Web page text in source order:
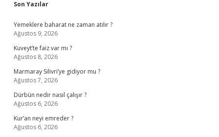
Sidebar
Son Yazılar
Yemeklere baharat ne zaman atılır ?
Ağustos 9, 2026
Kuveyt’te faiz var mı ?
Ağustos 8, 2026
Marmaray Silivri’ye gidiyor mu ?
Ağustos 7, 2026
Dürbün nedir nasıl çalışır ?
Ağustos 6, 2026
Kur’an neyi emreder ?
Ağustos 6, 2026